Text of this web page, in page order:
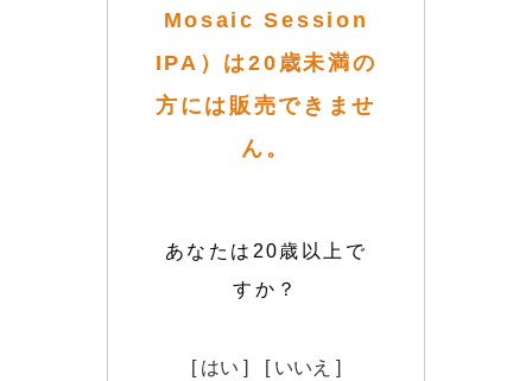
Mosaic Session
IPA）は20歳未満の
方には販売できませ
ん。
あなたは20歳以上で
すか？
[ はい ] [ いいえ ]